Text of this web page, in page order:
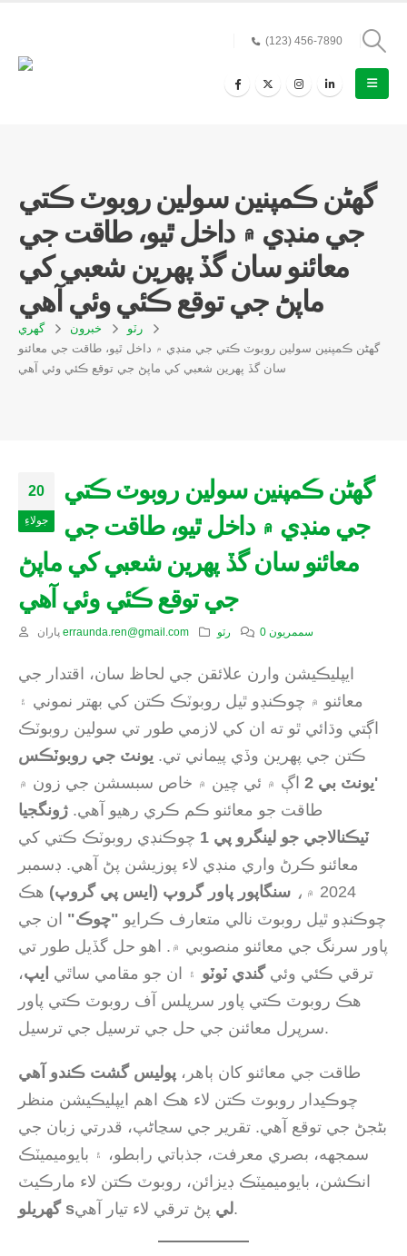
(123) 456-7890
گهڻن ڪمپنين سولين روبوٽ ڪتي
جي منڊي ۾ داخل ٿيو، طاقت جي
معائنو سان گڏ پهرين شعبي کي
ماپڻ جي توقع ڪئي وئي آهي
گهري خبرون
رٽو
گهڻن ڪمپنين سولين روبوٽ ڪتي جي منڊي ۾ داخل ٿيو، طاقت جي معائنو
سان گڏ پهرين شعبي کي ماپڻ جي توقع ڪئي وئي آهي
20
جولاءِ
گهڻن ڪمپنين سولين روبوٽ ڪتي
جي منڊي ۾ داخل ٿيو، طاقت جي
معائنو سان گڏ پهرين شعبي کي ماپڻ
جي توقع ڪئي وئي آهي
پاران erraunda.ren@gmail.com رٽو 0 سممريون
ايپليڪيشن وارن علائقن جي لحاظ سان، اقتدار جي
معائنو ۾ چوڪنڊو ٿيل روبوٽڪ ڪتن کي بهتر نموني ۽
اڳتي وڌائي ٿو ته ان کي لازمي طور تي سولين روبوٽڪ
ڪتن جي پهرين وڏي پيماني تي. يونٽ جي روبوٽڪس
'يونٽ بي 2
اڳ ۾ ئي چين ۾ خاص سبسشن جي زون ۾
طاقت جو معائنو ڪم ڪري رهيو آهي. ژونگجيا
ٽيڪنالاجي جو لينگرو پي 1
چوڪنڊي روبوٽڪ ڪتي کي
معائنو ڪرڻ واري منڊي لاء پوزيشن پڻ آهي. ڊسمبر
2024 ۾،
سنگاپور پاور گروپ (ايس پي گروپ) هڪ
چوڪنڊو ٿيل روبوٽ نالي متعارف ڪرايو "چوڪ" ان جي
پاور سرنگ جي معائنو منصوبي ۾. اهو حل گڏيل طور تي
ترقي ڪئي وئيگندي ٽوٽو ۽ ان جو مقامي ساٿي ايپ،
هڪ روبوٽ ڪتي پاور سرپلس آف روبوٽ ڪتي پاور
سرپرل معائنن جي حل جي ترسيل جي ترسيل.
طاقت جي معائنو کان ٻاهر، پوليس گشت ڪندو آهي
چوڪيدار روبوٽ ڪتن لاء هڪ اهم ايپليڪيشن منظر
بڻجڻ جي توقع آهي. تقرير جي سڃاڻپ، قدرتي زبان جي
سمجهه، بصري معرفت، جذباتي رابطو، ۽ بايوميميٽڪ
انڪشن، بايوميميٽڪ ڊيزائن، روبوٽ ڪتن لاء مارڪيٽ
گهريلو sليپڻ ترقي لاء تيار آهي.